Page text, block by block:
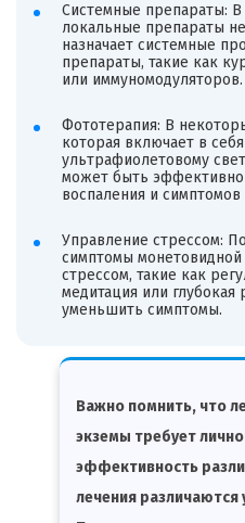
Системные препараты: В
локальные препараты
назначает системные
препараты, такие как
или иммуномодуляторов.
Фототерапия: В
которая включает в
ультрафиолетовому
может быть
воспаления и
Управление стрессом:
симптомы
стрессом, такие как
медитация или глубокая
уменьшить симптомы.
Важно помнить, что
экземы требует
эффективность
лечения различаются